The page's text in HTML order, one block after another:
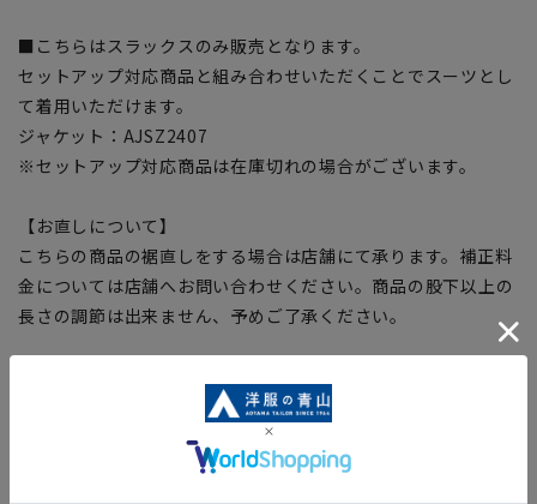
■こちらはスラックスのみ販売となります。
セットアップ対応商品と組み合わせいただくことでスーツとし
て着用いただけます。
ジャケット：AJSZ2407
※セットアップ対応商品は在庫切れの場合がございます。
【お直しについて】
こちらの商品の裾直しをする場合は店舗にて承ります。補正料
金については店舗へお問い合わせください。商品の股下以上の
長さの調節は出来ません、予めご了承ください。
[73/SS]ウエスト:70～73cm
[76/S]ウエスト:76～79cm
[79/M]ウエスト:79～82cm